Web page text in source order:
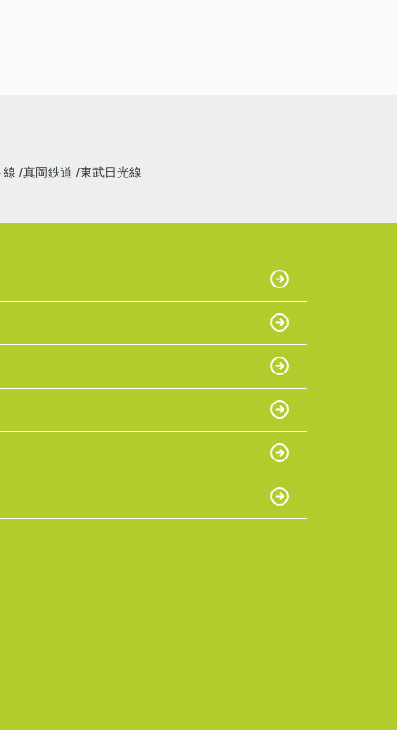
線 真岡鉄道 東武日光線